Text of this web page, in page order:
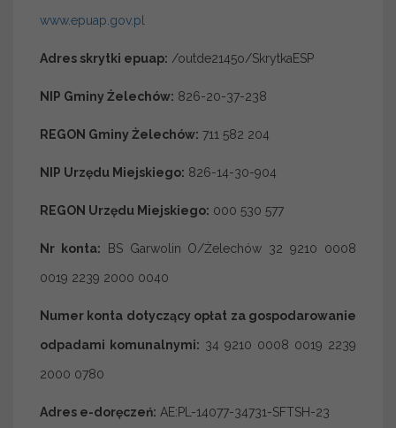
www.epuap.gov.pl
Adres skrytki epuap: /outde2145o/SkrytkaESP
NIP Gminy Żelechów: 826-20-37-238
REGON Gminy Żelechów: 711 582 204
NIP Urzędu Miejskiego: 826-14-30-904
REGON Urzędu Miejskiego: 000 530 577
Nr konta: BS Garwolin O/Żelechów 32 9210 0008
0019 2239 2000 0040
Numer konta dotyczący opłat za gospodarowanie
odpadami komunalnymi: 34 9210 0008 0019 2239
2000 0780
Adres e-doręczeń: AE:PL-14077-34731-SFTSH-23